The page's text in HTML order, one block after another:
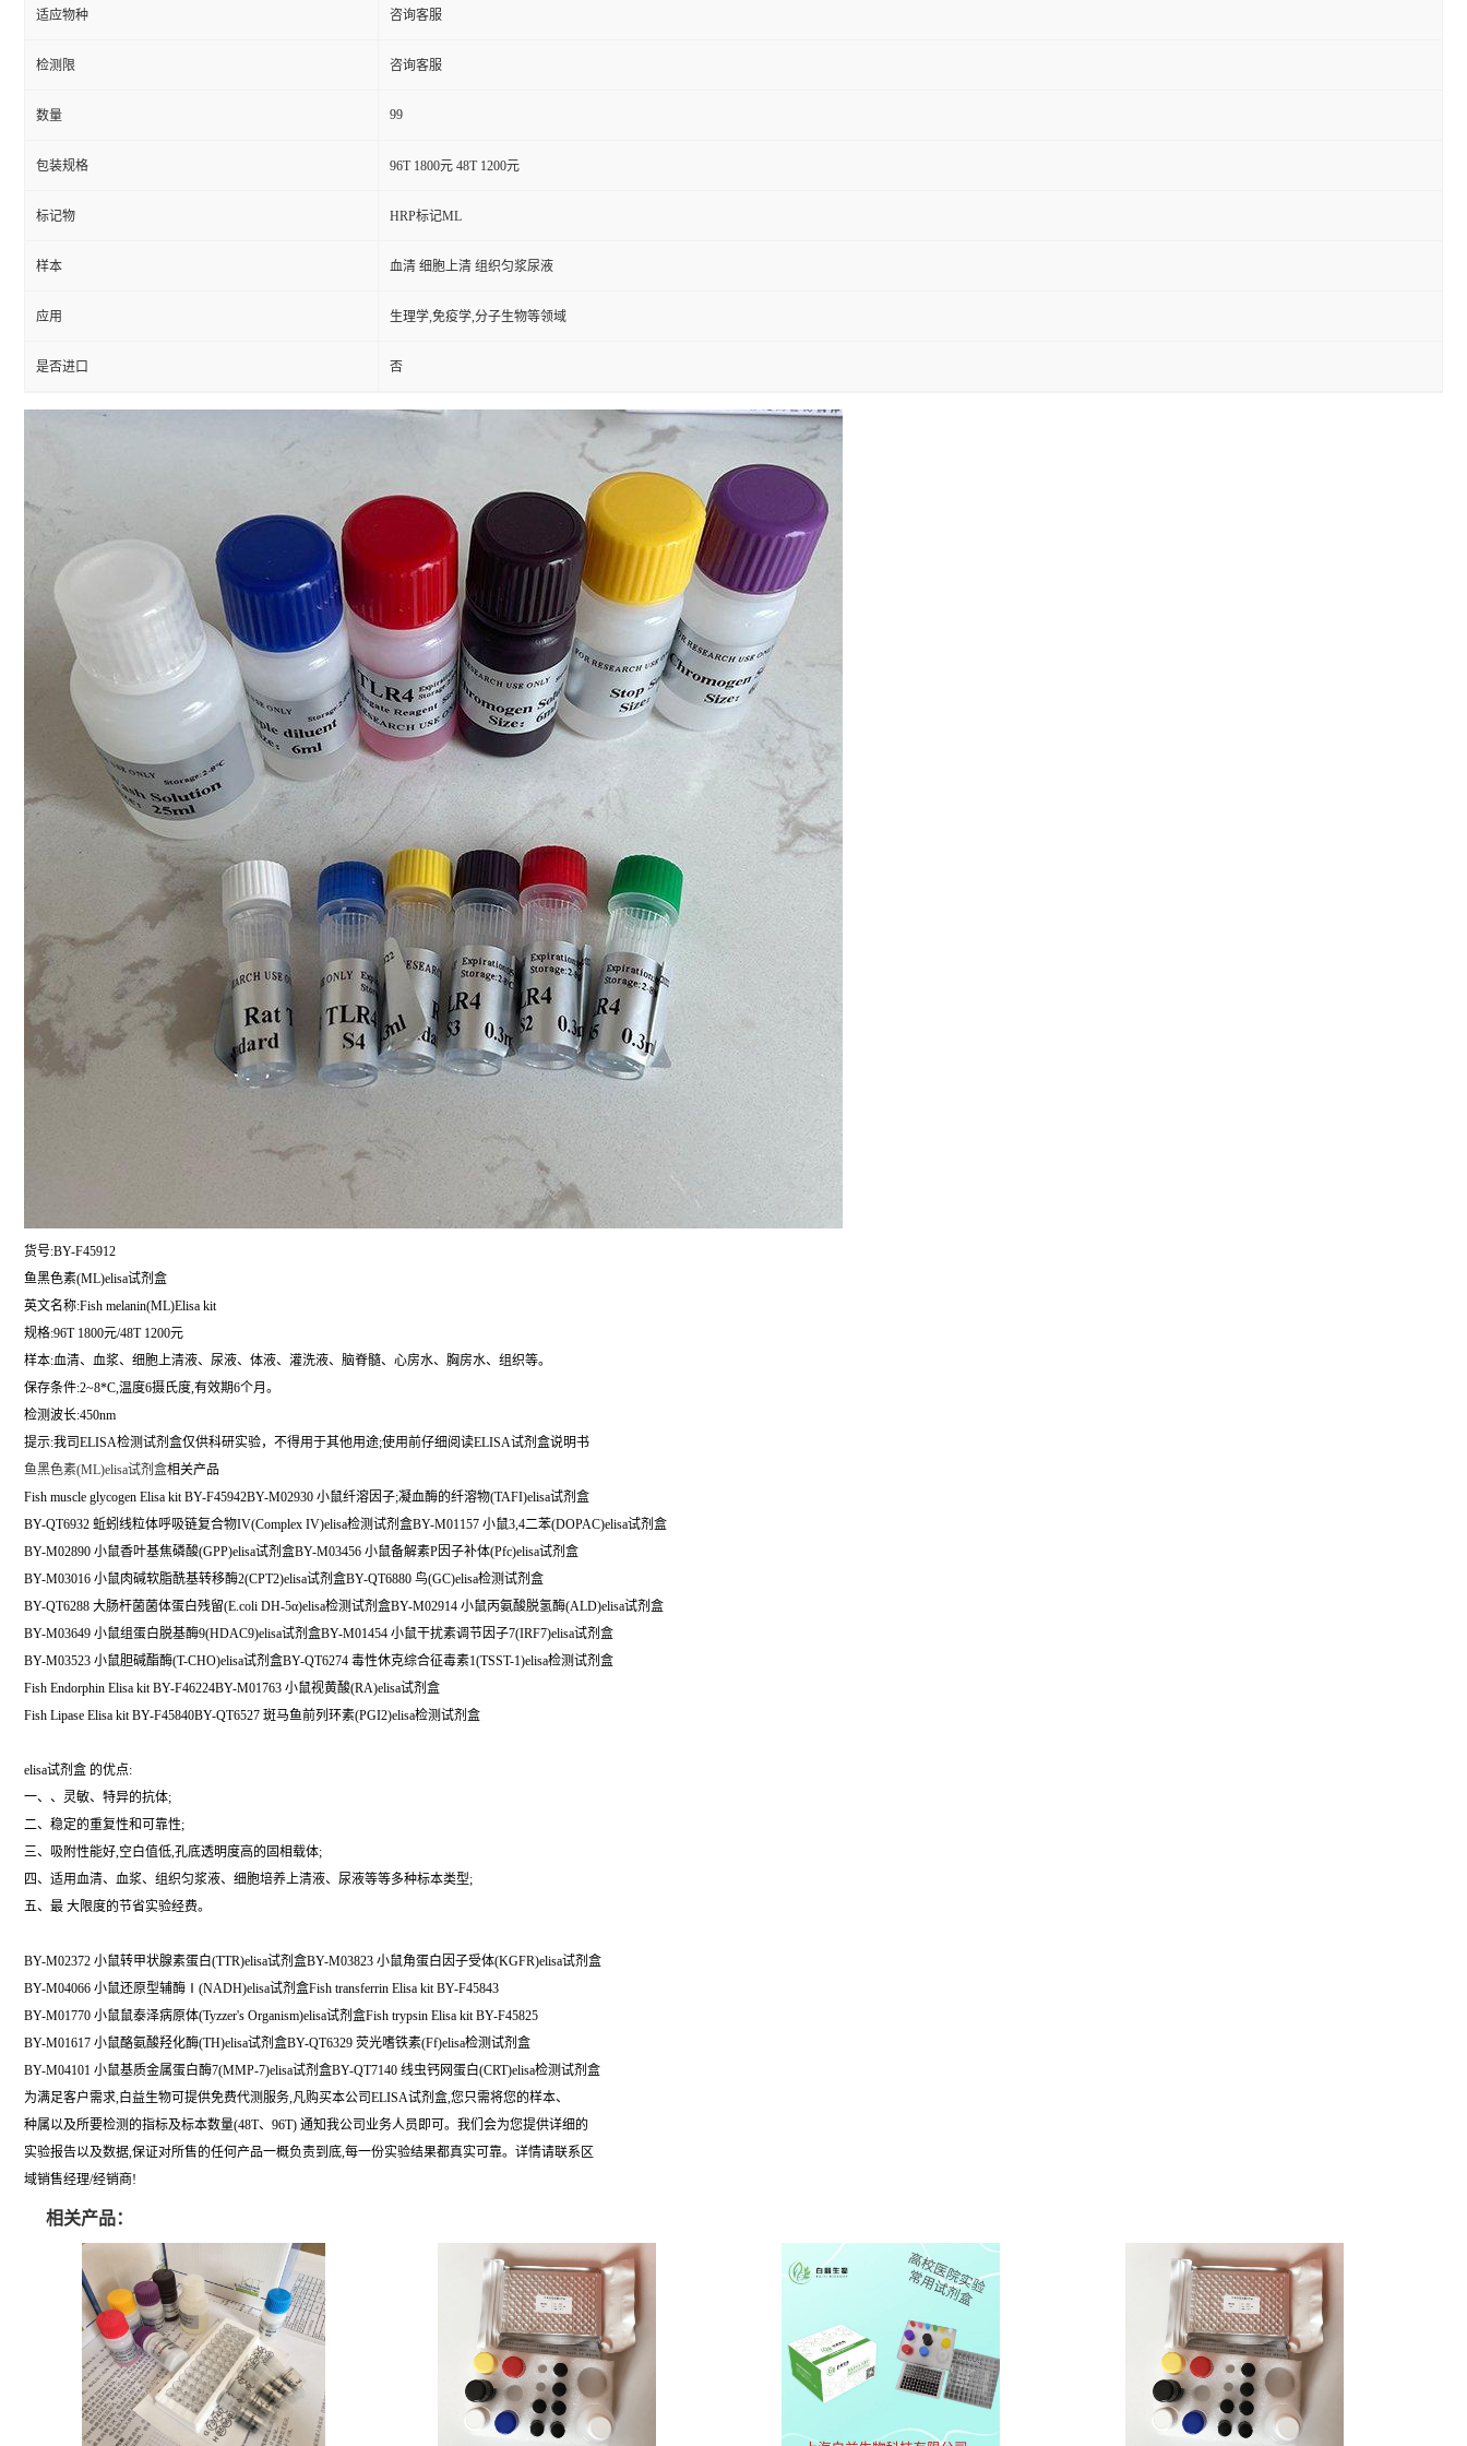
适应物种 咨询客服
检测限 咨询客服
数量 99
包装规格 96T 1800元 48T 1200元
标记物 HRP标记ML
样本 血清 细胞上清 组织匀浆尿液
应用 生理学,免疫学,分子生物等领域
是否进口 否
货号:BY-F45912
鱼黑色素(ML)elisa试剂盒
英文名称:Fish melanin(ML)Elisa kit
规格:96T 1800元/48T 1200元
样本:血清、血浆、细胞上清液、尿液、体液、灌洗液、脑脊髓、心房水、胸房水、组织等。
保存条件:2~8*C,温度6摄氏度,有效期6个月。
检测波长:450nm
提示:我司ELISA检测试剂盒仅供科研实验，不得用于其他用途;使用前仔细阅读ELISA试剂盒说明书
鱼黑色素(ML)elisa试剂盒相关产品
Fish muscle glycogen Elisa kit BY-F45942BY-M02930 小鼠纤溶因子;凝血酶的纤溶物(TAFI)elisa试剂盒
BY-QT6932 蚯蚓线粒体呼吸链复合物IV(Complex IV)elisa检测试剂盒BY-M01157 小鼠3,4二苯(DOPAC)elisa试剂盒
BY-M02890 小鼠香叶基焦磷酸(GPP)elisa试剂盒BY-M03456 小鼠备解素P因子补体(Pfc)elisa试剂盒
BY-M03016 小鼠肉碱软脂酰基转移酶2(CPT2)elisa试剂盒BY-QT6880 鸟(GC)elisa检测试剂盒
BY-QT6288 大肠杆菌菌体蛋白残留(E.coli DH-5α)elisa检测试剂盒BY-M02914 小鼠丙氨酸脱氢酶(ALD)elisa试剂盒
BY-M03649 小鼠组蛋白脱基酶9(HDAC9)elisa试剂盒BY-M01454 小鼠干扰素调节因子7(IRF7)elisa试剂盒
BY-M03523 小鼠胆碱酯酶(T-CHO)elisa试剂盒BY-QT6274 毒性休克综合征毒素1(TSST-1)elisa检测试剂盒
Fish Endorphin Elisa kit BY-F46224BY-M01763 小鼠视黄酸(RA)elisa试剂盒
Fish Lipase Elisa kit BY-F45840BY-QT6527 斑马鱼前列环素(PGI2)elisa检测试剂盒
elisa试剂盒 的优点:
一、、灵敏、特异的抗体;
二、稳定的重复性和可靠性;
三、吸附性能好,空白值低,孔底透明度高的固相载体;
四、适用血清、血浆、组织匀浆液、细胞培养上清液、尿液等等多种标本类型;
五、最 大限度的节省实验经费。
BY-M02372 小鼠转甲状腺素蛋白(TTR)elisa试剂盒BY-M03823 小鼠角蛋白因子受体(KGFR)elisa试剂盒
BY-M04066 小鼠还原型辅酶Ⅰ(NADH)elisa试剂盒Fish transferrin Elisa kit BY-F45843
BY-M01770 小鼠鼠泰泽病原体(Tyzzer's Organism)elisa试剂盒Fish trypsin Elisa kit BY-F45825
BY-M01617 小鼠酪氨酸羟化酶(TH)elisa试剂盒BY-QT6329 荧光嗜铁素(Ff)elisa检测试剂盒
BY-M04101 小鼠基质金属蛋白酶7(MMP-7)elisa试剂盒BY-QT7140 线虫钙网蛋白(CRT)elisa检测试剂盒
为满足客户需求,白益生物可提供免费代测服务,凡购买本公司ELISA试剂盒,您只需将您的样本、
种属以及所要检测的指标及标本数量(48T、96T) 通知我公司业务人员即可。我们会为您提供详细的
实验报告以及数据,保证对所售的任何产品一概负责到底,每一份实验结果都真实可靠。详情请联系区
域销售经理/经销商!
相关产品：